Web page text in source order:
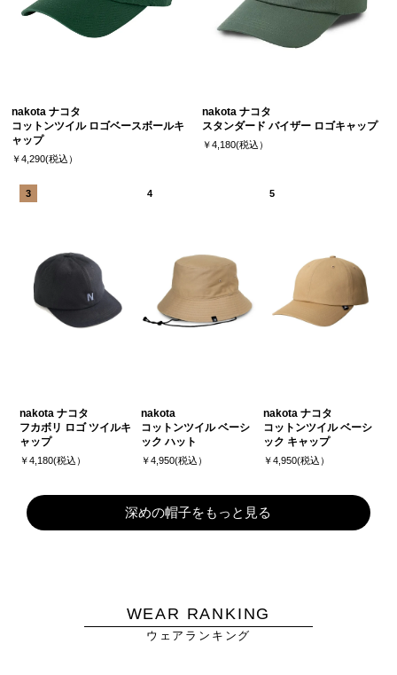
nakota ナコタ
コットンツイル ロゴベースボールキ
ャップ
￥4,290(税込）
nakota ナコタ
スタンダード バイザー ロゴキャップ
￥4,180(税込）
nakota ナコタ
フカボリ ロゴ ツイルキ
ャップ
￥4,180(税込）
nakota
コットンツイル ベーシ
ック ハット
￥4,950(税込）
nakota ナコタ
コットンツイル ベーシ
ック キャップ
￥4,950(税込）
深めの帽子をもっと見る
WEAR RANKING
ウェアランキング